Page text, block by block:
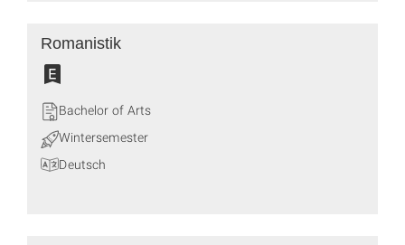
Romanistik
Bachelor of Arts
Wintersemester
Deutsch